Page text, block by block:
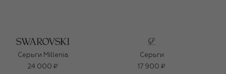
Серьги Millenia
24 000 ₽
Серьги
17 900 ₽